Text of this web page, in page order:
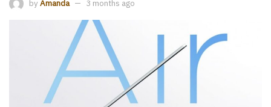
by Amanda 3 months ago